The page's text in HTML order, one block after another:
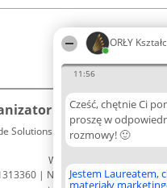
ORŁY
11:56
Cześć, chętnie Ci
proszę w
rozmowy! 🙂
Jestem Laureatem,
materiały
plebiscytu
Solutions sp. z o. o. sp. k.
ul. Ruska 22
Wrocław 50-079
| NIP 8943132676